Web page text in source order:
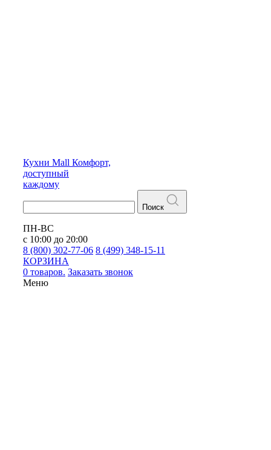
Кухни Mall Комфорт,
доступный
каждому
Поиск
ПН-ВС
с 10:00 до 20:00
8 (800) 302-77-06 8 (499) 348-15-11
КОРЗИНА
0 товаров. Заказать звонок
Меню